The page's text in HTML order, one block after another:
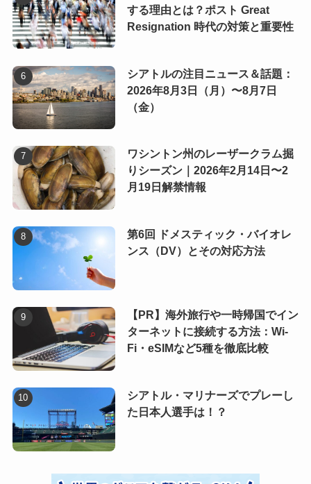
する理由とは？ポスト Great
Resignation 時代の対策と重要性
シアトルの注目ニュース＆話題：
2026年8月3日（月）〜8月7日
（金）
ワシントン州のレーザークラム掘
りシーズン｜2026年2月14日〜2
月19日解禁情報
第6回 ドメスティック・バイオレ
ンス（DV）とその対応方法
【PR】海外旅行や一時帰国でイン
ターネットに接続する方法：Wi-
Fi・eSIMなど5種を徹底比較
シアトル・マリナーズでプレーし
た日本人選手は！？